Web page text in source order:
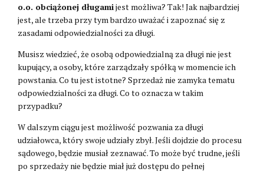
o.o. obciążonej długamijest możliwa? Tak! Jak najbardziej
jest, ale trzeba przy tym bardzo uważać i zapoznać się z
zasadami odpowiedzialności za długi.
Musisz wiedzieć, że osobą odpowiedzialną za długi nie jest
kupujący, a osoby, które zarządzały spółką w momencie ich
powstania. Co tu jest istotne? Sprzedaż nie zamyka tematu
odpowiedzialności za długi. Co to oznacza w takim
przypadku?
W dalszym ciągu jest możliwość pozwania za długi
udziałowca, który swoje udziały zbył. Jeśli dojdzie do procesu
sądowego, będzie musiał zeznawać. To może być trudne, jeśli
po sprzedaży nie będzie miał już dostępu do pełnej